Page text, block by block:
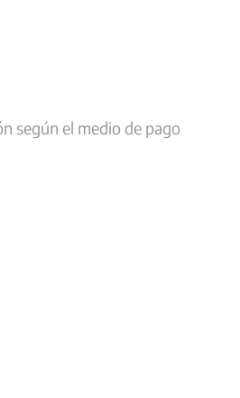
según el medio de pago